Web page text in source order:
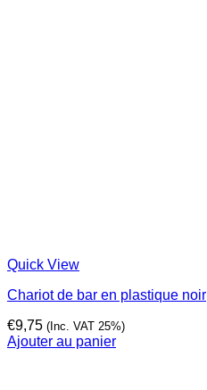
Quick View
Chariot de bar en plastique noir
€9,75 (Inc. VAT 25%)
Ajouter au panier